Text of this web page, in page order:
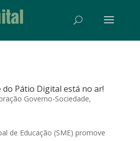
Pátio Digital está no ar!
Governo-Sociedade,
de Educação (SME) promove